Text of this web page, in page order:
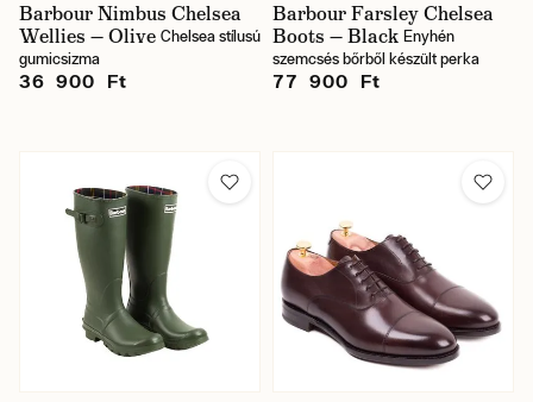
Barbour Nimbus Chelsea
Wellies — Olive Chelsea stílusú
gumicsizma
36 900 Ft
Barbour Farsley Chelsea
Boots — Black Enyhén
szemcsés bőrből készült perka
77 900 Ft